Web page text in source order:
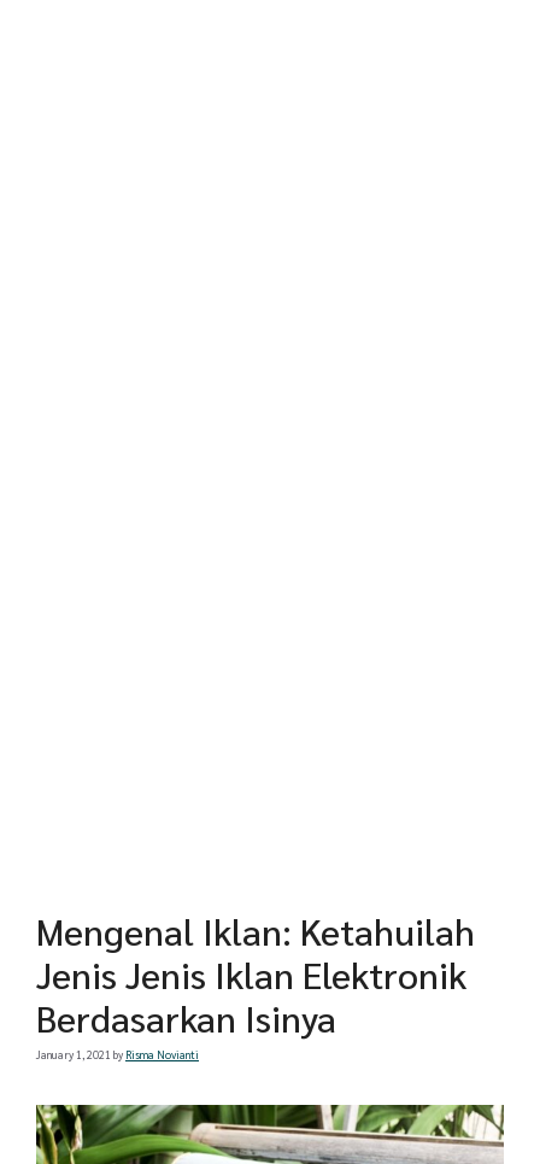
Mengenal Iklan: Ketahuilah
Jenis Jenis Iklan Elektronik
Berdasarkan Isinya
January 1, 2021 by Risma Novianti